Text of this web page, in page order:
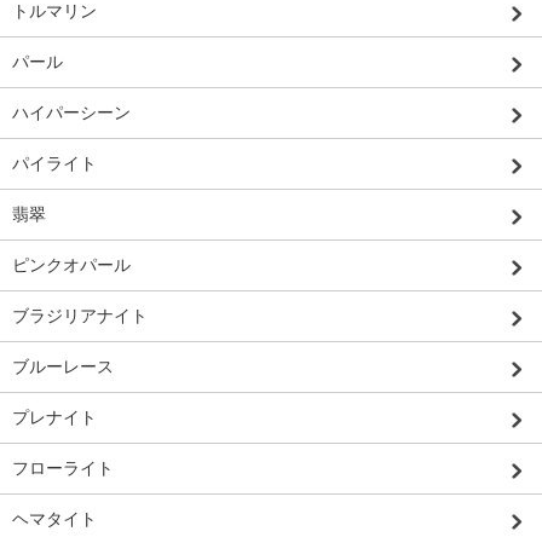
トルマリン
パール
ハイパーシーン
パイライト
翡翠
ピンクオパール
ブラジリアナイト
ブルーレース
プレナイト
フローライト
ヘマタイト